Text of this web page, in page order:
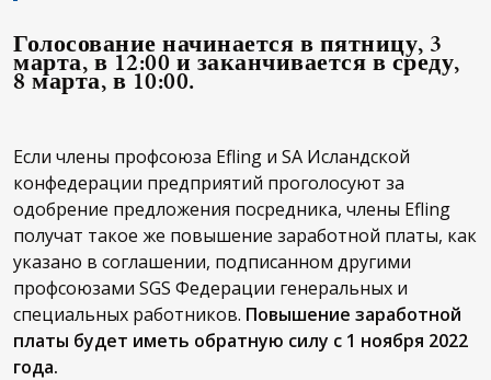
Голосование начинается в пятницу, 3
марта, в 12:00 и заканчивается в среду,
8 марта, в 10:00.
Если члены профсоюза Efling и SA Исландской
конфедерации предприятий проголосуют за
одобрение предложения посредника, члены Efling
получат такое же повышение заработной платы, как
указано в соглашении, подписанном другими
профсоюзами SGS Федерации генеральных и
специальных работников. Повышение заработной
платы будет иметь обратную силу с 1 ноября 2022
года.